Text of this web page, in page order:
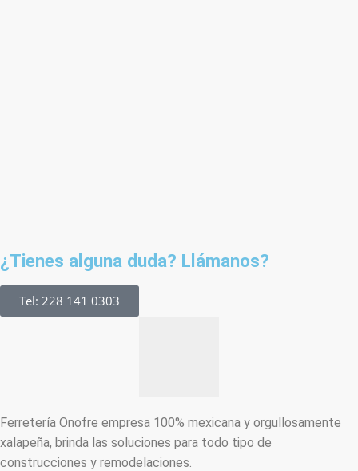
¿Tienes alguna duda? Llámanos?
Tel: 228 141 0303
Ferretería Onofre empresa 100% mexicana y orgullosamente
xalapeña, brinda las soluciones para todo tipo de
construcciones y remodelaciones.